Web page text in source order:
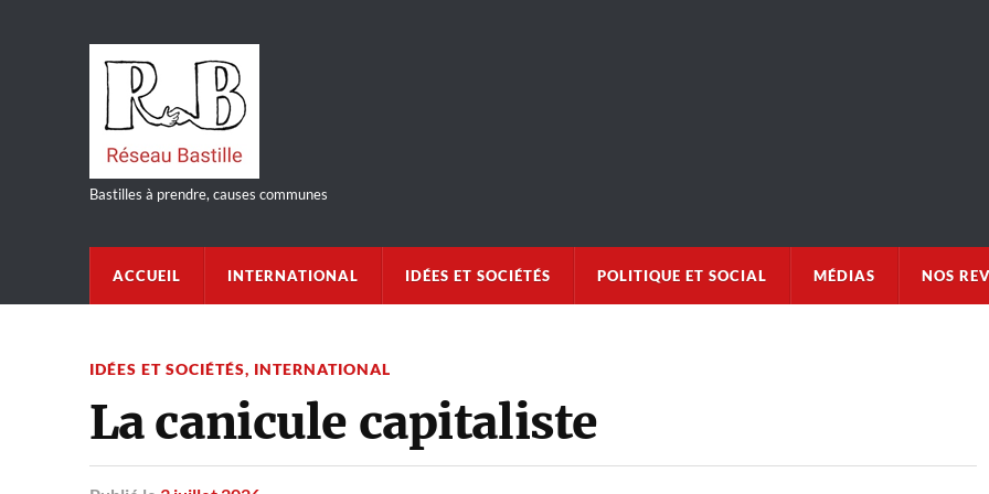
Bastilles à prendre, causes communes
ACCUEIL INTERNATIONAL IDÉES ET SOCIÉTÉS POLITIQUE ET SOCIAL MÉDIAS NOS
IDÉES ET SOCIÉTÉS, INTERNATIONAL
La canicule capitaliste